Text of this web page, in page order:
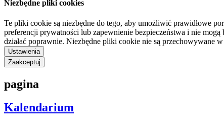
Niezbędne pliki cookies
Te pliki cookie są niezbędne do tego, aby umożliwić prawidłowe
preferencji prywatności lub zapewnienie bezpieczeństwa i nie
działać poprawnie. Niezbędne pliki cookie nie są przechowywane
Ustawienia
Zaakceptuj
pagina
Kalendarium